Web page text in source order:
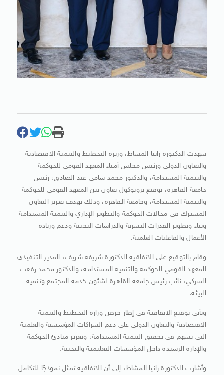
شهدت الدكتورة رانيا المشاط، وزيرة التخطيط والتنمية الاقتصادية
والتعاون الدولي ورئيس مجلس أمناء المعهد القومي للحوكمة
والتنمية المستدامة، والدكتور محمد سامي عبد الصادق، رئيس
جامعة القاهرة، توقيع بروتوكول تعاون بين المعهد القومي للحوكمة
والتنمية المستدامة، وجامعة القاهرة، وذلك بهدف تعزيز التعاون
المشترك في مجالات الحوكمة والتطوير الإداري والتنمية المستدامة
وبناء وتطوير القدرات البشرية والدراسات البحثية ودعم وريادة
الأعمال والفاعليات العلمية.
وقام بالتوقيع على الاتفاقية الدكتورة شريفة شريف، المدير التنفيذي
للمعهد القومي للحوكمة والتنمية المستدامة، والدكتور محمد رفعت
السركي، نائب رئيس جامعة القاهرة لشئون خدمة المجتمع وتنمية
البيئة.
ويأتي توقيع الاتفاقية في إطار حرص وزارة التخطيط والتنمية
الاقتصادية والتعاون الدولي على دعم الشراكات المؤسسية والعلمية
التي تسهم في تحقيق التنمية المستدامة، وتعزيز مبادئ الحوكمة
والإدارة الرشيدة داخل المؤسسات التعليمية والبحثية.
وأشارت الدكتورة رانيا المشاط، إلى أن الاتفاقية تمثل نموذجًا للتكامل